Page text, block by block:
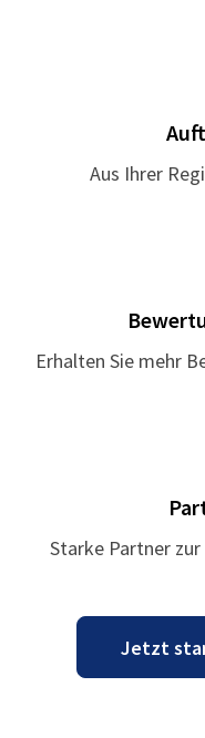
Aus Ihrer
Erhalten Sie mehr
Starke Partner